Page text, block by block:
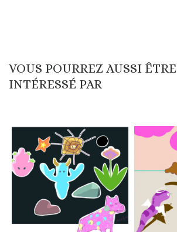
VOUS POURREZ AUSSI ÊTRE
INTÉRESSÉ PAR